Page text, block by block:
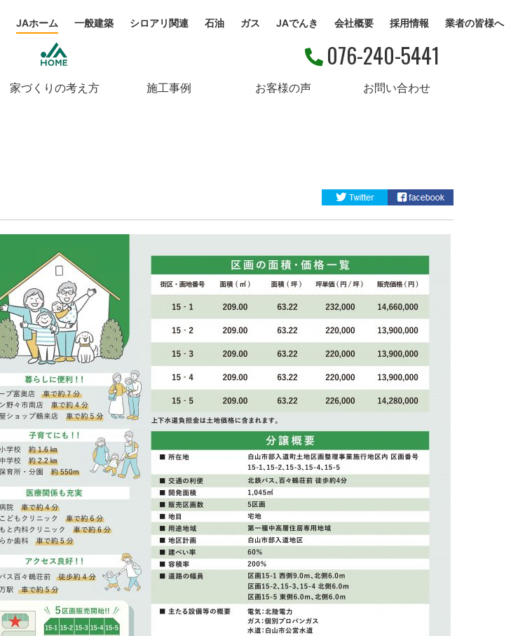
JAホーム 一般建築 シロアリ関連 石油 ガス JAでんき 会社概要 採用情報 業者の皆様へ
076-240-5441
家づくりの考え方 施工事例 お客様の声 お問い合わせ